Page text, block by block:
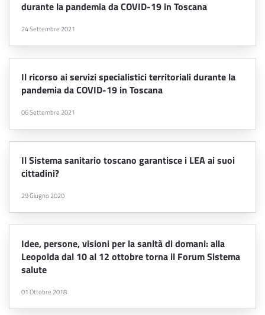
durante la pandemia da COVID-19 in Toscana
24 Settembre 2021
Il ricorso ai servizi specialistici territoriali durante la
pandemia da COVID-19 in Toscana
06 Settembre 2021
Il Sistema sanitario toscano garantisce i LEA ai suoi
cittadini?
29 Giugno 2020
Idee, persone, visioni per la sanità di domani: alla
Leopolda dal 10 al 12 ottobre torna il Forum Sistema
salute
01 Ottobre 2018